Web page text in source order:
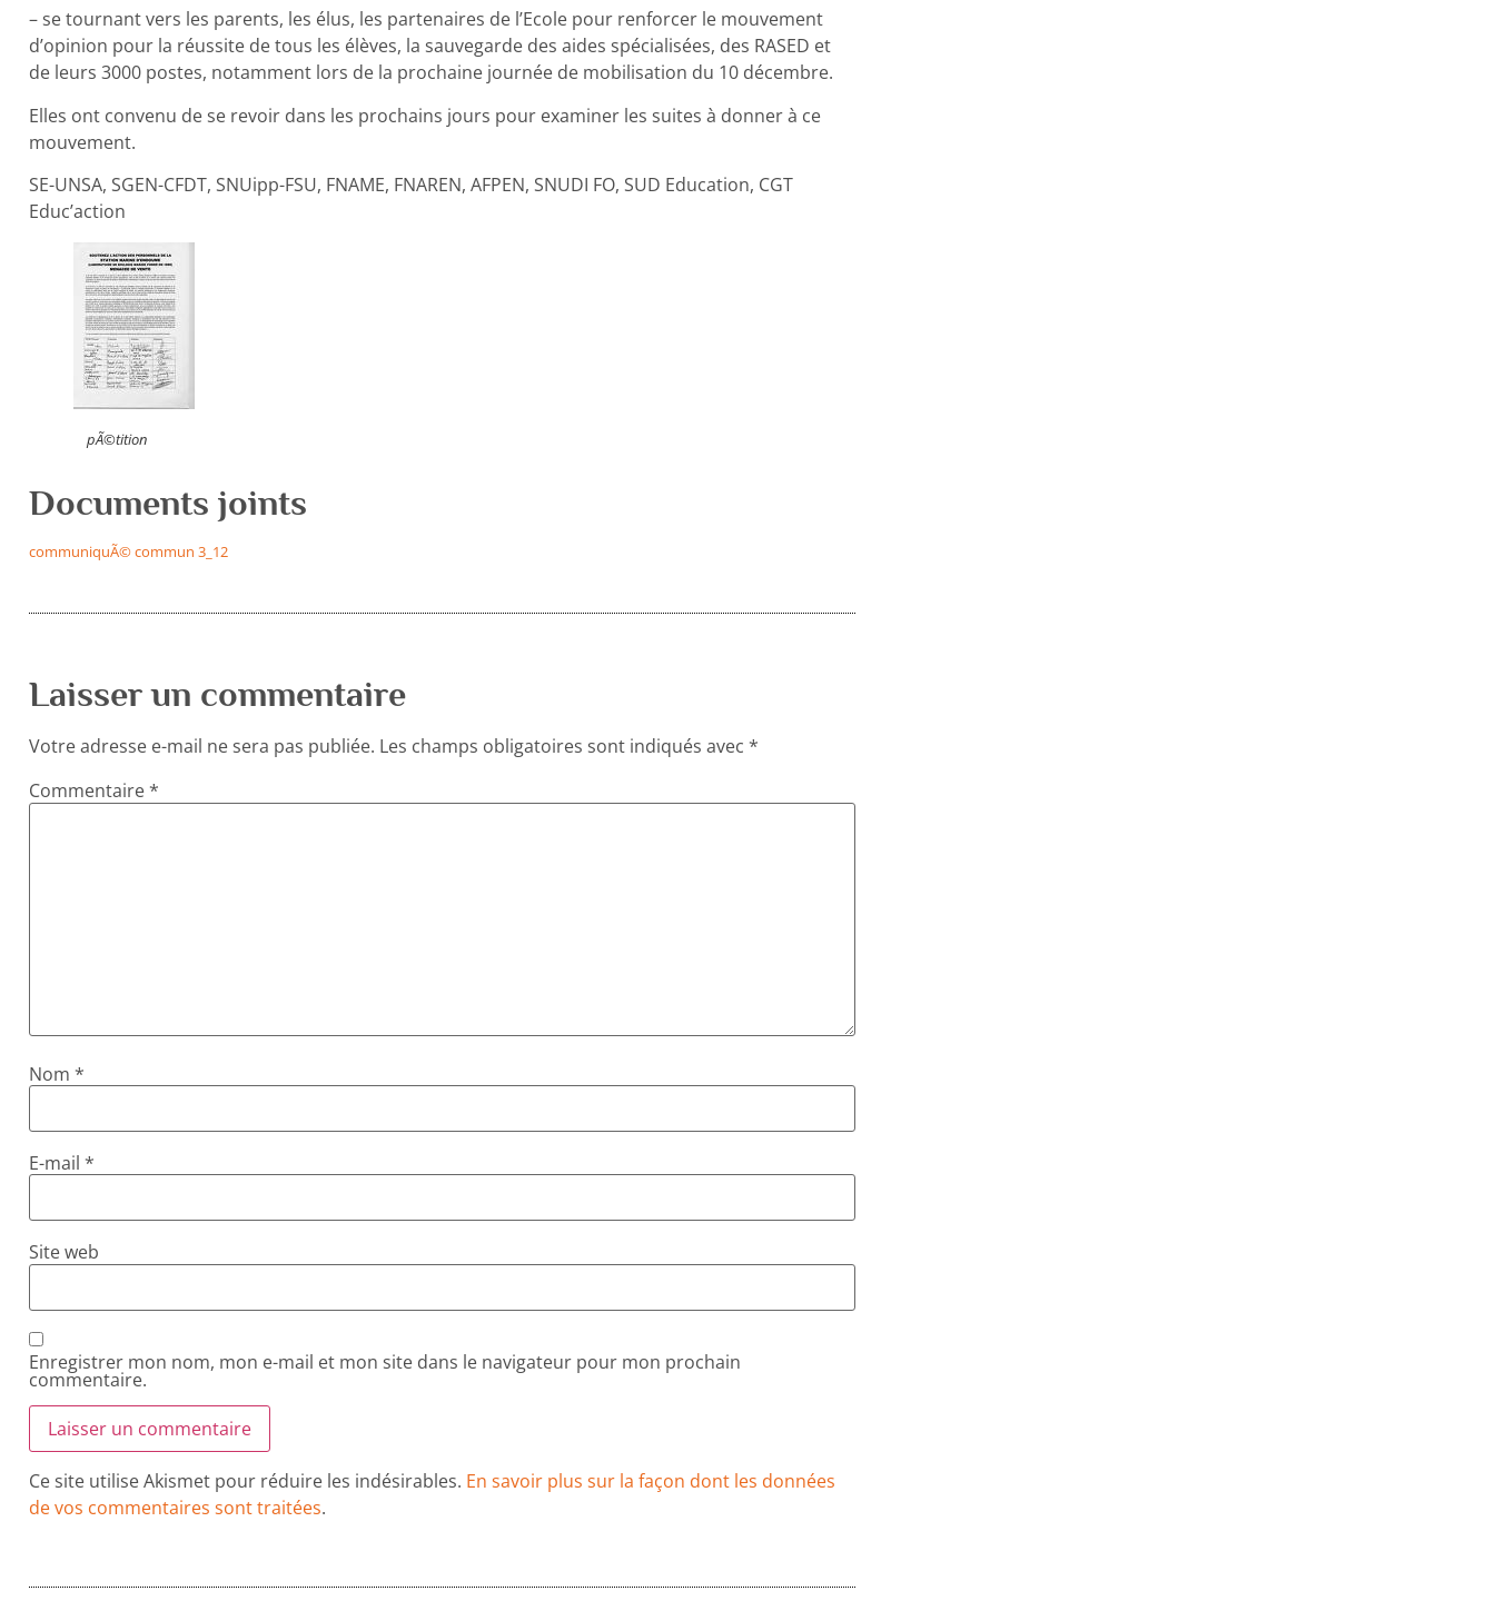
– se tournant vers les parents, les élus, les partenaires de l’Ecole pour renforcer le mouvement
d’opinion pour la réussite de tous les élèves, la sauvegarde des aides spécialisées, des RASED et
de leurs 3000 postes, notamment lors de la prochaine journée de mobilisation du 10 décembre.
Elles ont convenu de se revoir dans les prochains jours pour examiner les suites à donner à ce
mouvement.
SE-UNSA, SGEN-CFDT, SNUipp-FSU, FNAME, FNAREN, AFPEN, SNUDI FO, SUD Education, CGT
Educ’action
pÃ©tition
Documents joints
communiquÃ© commun 3_12
Laisser un commentaire
Votre adresse e-mail ne sera pas publiée. Les champs obligatoires sont indiqués avec *
Commentaire*
Nom *
E-mail *
Site web
Enregistrer mon nom, mon e-mail et mon site dans le navigateur pour mon prochain
commentaire.
Ce site utilise Akismet pour réduire les indésirables. En savoir plus sur la façon dont les données
de vos commentaires sont traitées.